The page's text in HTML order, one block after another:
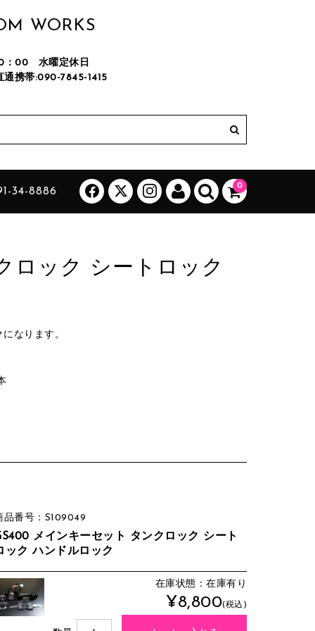
WORKS
：00 水曜定休日
通携帯:090-7845-1415
0
ートに商品はございません。
(カゴの商品数:0種類、合計数:0)
34-8886
ロック シートロック
なります。
品番号：S109049
メインキーセット タンクロック シート
ック ハンドルロック
在庫状態：在庫有り
¥8,800(税込)